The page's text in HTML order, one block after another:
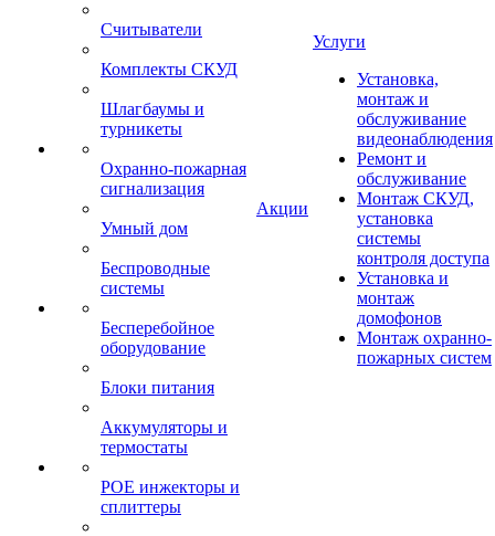
Считыватели
Комплекты СКУД
Шлагбаумы и
турникеты
Охранно-пожарная
сигнализация
Умный дом
Беспроводные
системы
Бесперебойное
оборудование
Блоки питания
Аккумуляторы и
термостаты
POE инжекторы и
сплиттеры
Акции
Услуги
Установка,
монтаж и
обслуживание
видеонаблюдения
Ремонт и
обслуживание
Монтаж СКУД,
установка
системы
контроля доступа
Установка и
монтаж
домофонов
Монтаж охранно-
пожарных систем